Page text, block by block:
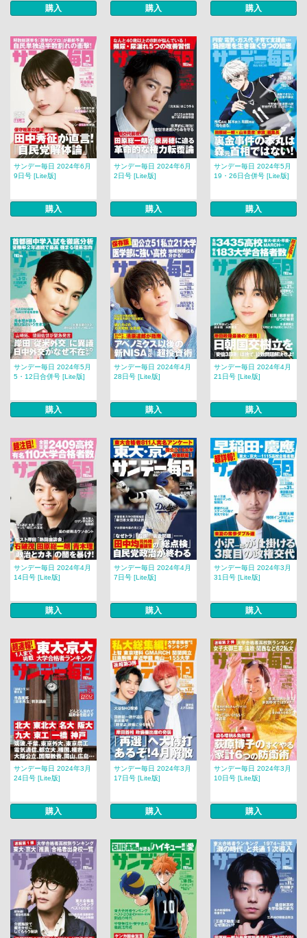
購入 購入 購入
サンデー毎日 2024年6月
9日号 [Lite版]
購入
サンデー毎日 2024年6月
2日号 [Lite版]
購入
サンデー毎日 2024年5月
19・26日合併号 [Lite版]
購入
サンデー毎日 2024年5月
5・12日合併号 [Lite版]
購入
サンデー毎日 2024年4月
28日号 [Lite版]
購入
サンデー毎日 2024年4月
21日号 [Lite版]
購入
サンデー毎日 2024年4月
14日号 [Lite版]
購入
サンデー毎日 2024年4月
7日号 [Lite版]
購入
サンデー毎日 2024年3月
31日号 [Lite版]
購入
サンデー毎日 2024年3月
24日号 [Lite版]
購入
サンデー毎日 2024年3月
17日号 [Lite版]
購入
サンデー毎日 2024年3月
10日号 [Lite版]
購入